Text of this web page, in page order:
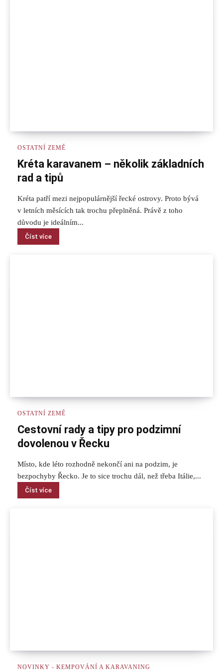
OSTATNÍ ZEMĚ
Kréta karavanem – několik základních
rad a tipů
Kréta patří mezi nejpopulárnější řecké ostrovy. Proto bývá
v letních měsících tak trochu přeplněná. Právě z toho
důvodu je ideálním...
Číst více
OSTATNÍ ZEMĚ
Cestovní rady a tipy pro podzimní
dovolenou v Řecku
Místo, kde léto rozhodně nekončí ani na podzim, je
bezpochyby Řecko. Je to sice trochu dál, než třeba Itálie,...
Číst více
NOVINKY - KEMPOVÁNÍ A KARAVANING